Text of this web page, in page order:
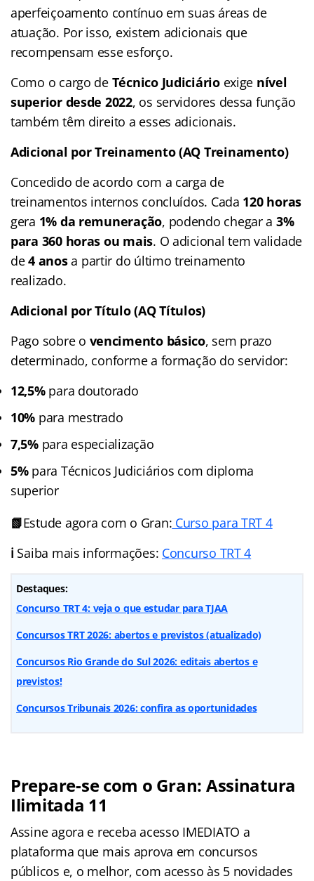
aperfeiçoamento contínuo em suas áreas de
atuação. Por isso, existem adicionais que
recompensam esse esforço.
Como o cargo de Técnico Judiciárioexige nível
superior desde 2022, os servidores dessa função
também têm direito a esses adicionais.
Adicional por Treinamento (AQ Treinamento)
Concedido de acordo com a carga de
treinamentos internos concluídos. Cada 120 horas
gera 1% da remuneração, podendo chegar a 3%
para 360 horas ou mais. O adicional tem validade
de4 anosa partir do último treinamento
realizado.
Adicional por Título (AQ Títulos)
Pago sobre o vencimento básico, sem prazo
determinado, conforme a formação do servidor:
12,5%para doutorado
10% para mestrado
7,5%para especialização
5%para Técnicos Judiciários com diploma
superior
📗Estude agora com o Gran: Curso para TRT 4
ℹ️ Saiba mais informações: Concurso TRT 4
Destaques:
Concurso TRT 4: veja o que estudar para TJAA
Concursos TRT 2026: abertos e previstos (atualizado)
Concursos Rio Grande do Sul 2026: editais abertos e
previstos!
Concursos Tribunais 2026: confira as oportunidades
Prepare-se com o Gran: Assinatura
Ilimitada 11
Assine agora e receba acesso IMEDIATO a
plataforma que mais aprova em concursos
públicos e, o melhor, com acesso às 5 novidades